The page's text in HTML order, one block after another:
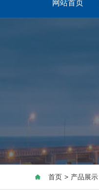
网站首页
首页 > 产品展示